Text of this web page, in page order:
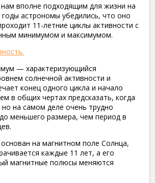
вполне подходящим для жизни на
астрономы убедились, что оно
11-летние циклы активности с
минимумом и максимумом.
— характеризующийся
солнечной активности и
конец одного цикла и начало
в общих чертах предсказать, когда
на самом деле очень трудно
меньшего размера, чем период в
на магнитном поле Солнца,
каждые 11 лет, а его
магнитные полюсы меняются